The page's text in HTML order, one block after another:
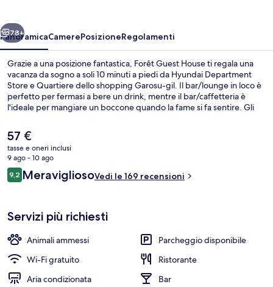
Avanti
78+
PanoramicaCamerePosizioneRegolamenti
Grazie a una posizione fantastica, Forêt Guest House ti regala una
vacanza da sogno a soli 10 minuti a piedi da Hyundai Department
Store e Quartiere dello shopping Garosu-gil. Il bar/lounge in loco è
perfetto per fermasi a bere un drink, mentre il bar/caffetteria è
l'ideale per mangiare un boccone quando la fame si fa sentire. Gli
Altri viaggiatori apprezzano il personale gentile della struttura.
Approfitta dei mezzi pubblici nelle vicinanze: Stazione di Apgujeong
è a 5 min e Stazione di Sinsa a 12 min a piedi.
Il
prezzo
attuale
è
57 €
57 €
tasse e oneri inclusi
9 ago - 10 ago
Recensioni
9,29,2 su 10
MeravigliosoVedi le 169 recensioni
Servizi più richiesti
Animali ammessi
Parcheggio disponibile
Wi-Fi gratuito
Ristorante
Aria condizionata
Bar